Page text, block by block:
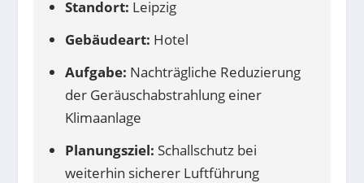
Standort: Leipzig
Gebäudeart: Hotel
Aufgabe: Nachträgliche Reduzierung
der Geräuschabstrahlung einer
Klimaanlage
Planungsziel: Schallschutz bei
weiterhin sicherer Luftführung